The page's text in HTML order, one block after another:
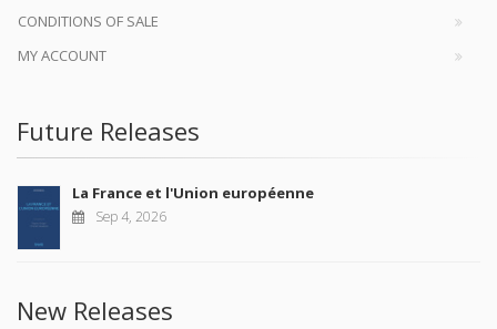
CONDITIONS OF SALE
MY ACCOUNT
Future Releases
La France et l'Union européenne
Sep 4, 2026
New Releases